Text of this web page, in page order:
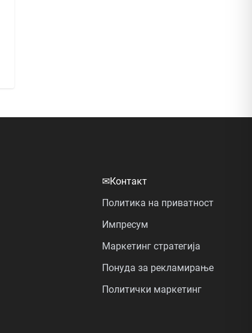
✉Контакт
Политика на приватност
Импресум
Маркетинг стратегија
Понуда за рекламирање
Политички маркетинг